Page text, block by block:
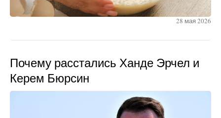
28 мая 2026
Почему расстались Ханде Эрчел и
Керем Бюрсин